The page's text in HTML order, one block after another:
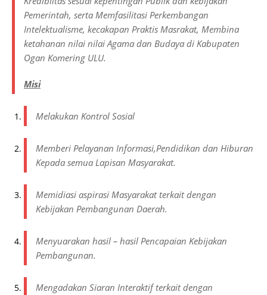
Pemerintah, serta Memfasilitasi Perkembangan
Intelektualisme, kecakapan Praktis Masrakat, Membina
ketahanan nilai nilai Agama dan Budaya di Kabupaten
Ogan Komering ULU.
Misi
Melakukan Kontrol Sosial
Memberi Pelayanan Informasi,Pendidikan dan Hiburan
Kepada semua Lapisan Masyarakat.
Memidiasi aspirasi Masyarakat terkait dengan
Kebijakan Pembangunan Daerah.
Menyuarakan hasil – hasil Pencapaian Kebijakan
Pembangunan.
Mengadakan Siaran Interaktif terkait dengan